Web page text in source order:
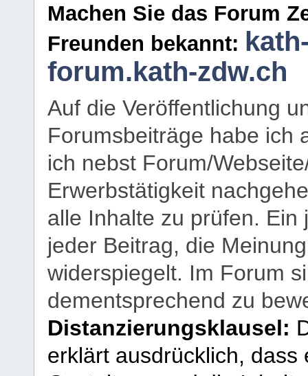
Machen Sie das Forum
Freunden bekannt:
forum.kath-zdw.ch
Auf die Veröffentlichung
Forumsbeiträge habe ich
ich nebst Forum/
Erwerbstätigkeit
alle Inhalte zu prüfen.
jeder Beitrag, die
widerspiegelt. Im Forum
dementsprechend zu
Distanzierungsklausel:
erklärt ausdrücklich,